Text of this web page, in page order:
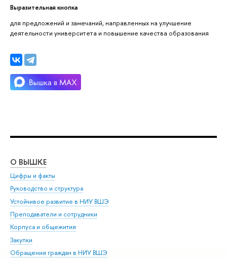
Выразительная кнопка
для предложений и замечаний, направленных на улучшение
деятельности университета и повышение качества образования
О ВЫШКЕ
Цифры и факты
Руководство и структура
Устойчивое развитие в НИУ ВШЭ
Преподаватели и сотрудники
Корпуса и общежития
Закупки
Обращения граждан в НИУ ВШЭ